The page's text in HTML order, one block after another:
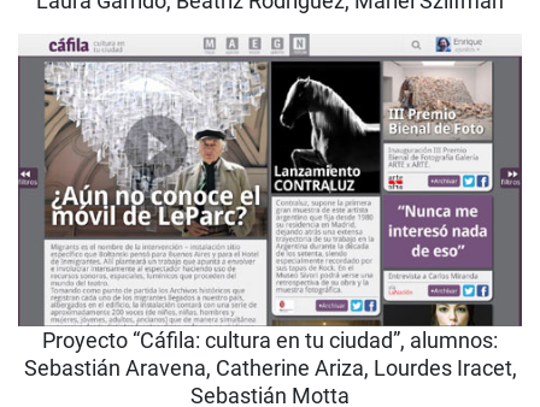
Proyecto “Cáfila: cultura en tu ciudad”, alumnos:
Sebastián Aravena, Catherine Ariza, Lourdes Iracet,
Sebastián Motta